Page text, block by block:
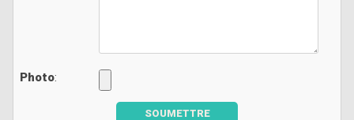
Photo:
SOUMETTRE